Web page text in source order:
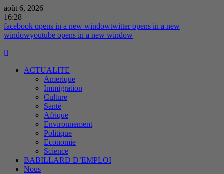
août 6, 2026
16:28
facebook opens in a new windowtwitter opens in a new
windowyoutube opens in a new window
ACTUALITE
Amerique
Immigration
Culture
Santé
Afrique
Environnement
Politique
Economie
Science
BABILLARD D’EMPLOI
Nous